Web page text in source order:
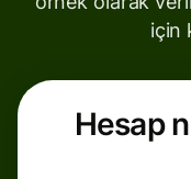
için
Hesap